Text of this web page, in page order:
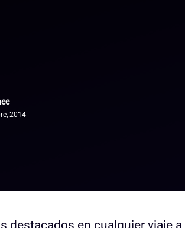
2014
destacados en cualquier viaje